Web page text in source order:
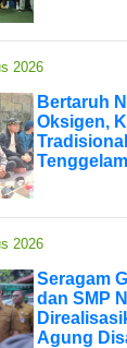
2026
Bertaruh
Oksigen,
2026
Seragam
dan SMP
Agung